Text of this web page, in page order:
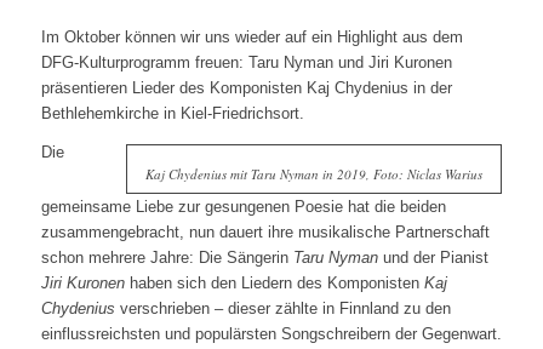
Im Oktober können wir uns wieder auf ein Highlight aus dem
DFG-Kulturprogramm freuen: Taru Nyman und Jiri Kuronen
präsentieren Lieder des Komponisten Kaj Chydenius in der
Bethlehemkirche in Kiel-Friedrichsort.
Kaj Chydenius mit Taru Nyman in 2019, Foto: Niclas Warius
Die
gemeinsame Liebe zur gesungenen Poesie hat die beiden
zusammengebracht, nun dauert ihre musikalische Partnerschaft
schon mehrere Jahre: Die Sängerin Taru Nymanund der Pianist
Jiri Kuronenhaben sich den Liedern des Komponisten Kaj
Chydenius verschrieben – dieser zählte in Finnland zu den
einflussreichsten und populärsten Songschreibern der Gegenwart.